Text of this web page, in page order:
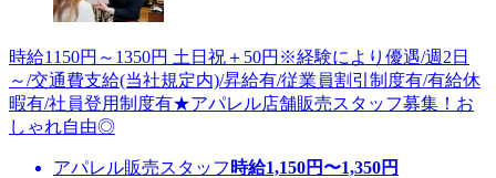
時給1150円～1350円 土日祝＋50円※経験により優遇/週2日
～/交通費支給(当社規定内)/昇給有/従業員割引制度有/有給休
暇有/社員登用制度有★アパレル店舗販売スタッフ募集！お
しゃれ自由◎
アパレル販売スタッフ 時給1,150円〜1,350円